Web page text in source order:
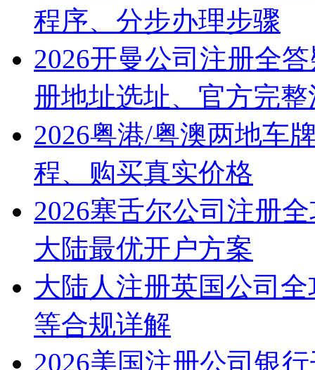
程序、分步办理步骤
2026开曼公司注册全
册地址选址、官方完
2026粤港/粤澳两地车
程、购买真实价格
2026塞舌尔公司注册
大陆最优开户方案
大陆人注册英国公司
等合规详解
2026美国注册公司银